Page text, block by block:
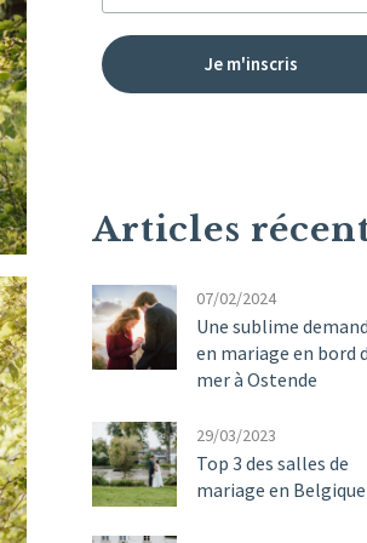
Articles
07/02/2024
Une sublime
en mariage en bord
mer à Ostende
29/03/2023
Top 3 des salles de
mariage en Belgique